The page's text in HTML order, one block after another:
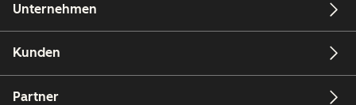
Unternehmen
Kunden
Partner